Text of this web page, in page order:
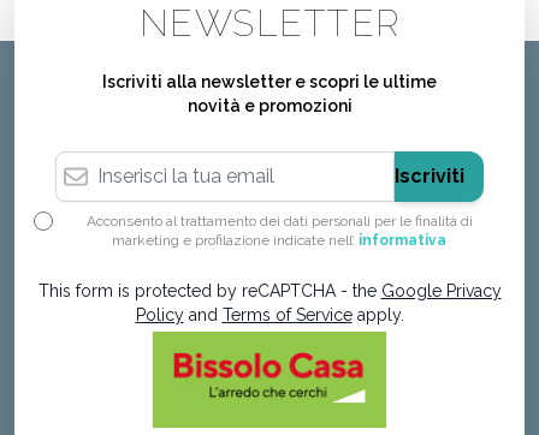
NEWSLETTER
Iscriviti alla newsletter e scopri le ultime
novità e promozioni
Indirizzo email
Iscriviti
Acconsento al trattamento dei dati personali per le finalità di
marketing e profilazione indicate nell’ informativa
This form is protected by reCAPTCHA - the Google Privacy
Policyand Terms of Serviceapply.